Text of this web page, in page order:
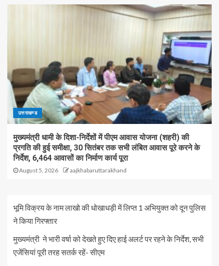
उत्तराखण्ड
मुख्यमंत्री धामी के दिशा-निर्देशों में पीएम आवास योजना (शहरी) की
प्रगति की हुई समीक्षा, 30 सितंबर तक सभी लंबित आवास पूरे करने के
निर्देश, 6,464 आवासों का निर्माण कार्य पूरा
August 5, 2026 aajkhabaruttarakhand
भूमि विक्रय के नाम लाखो की धोखाधड़ी में लिप्त 1 अभियुक्त को दून पुलिस
ने किया गिरफ्तार
मुख्यमंत्री ने भारी वर्षा को देखते हुए दिए हाई अलर्ट पर रहने के निर्देश, सभी
एजेंसियां पूरी तरह सतर्क रहें- सीएम